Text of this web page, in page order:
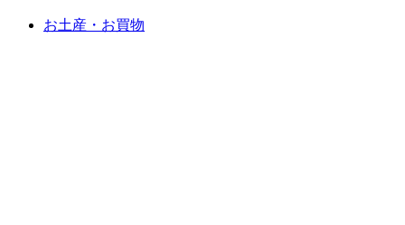
お土産・お買物